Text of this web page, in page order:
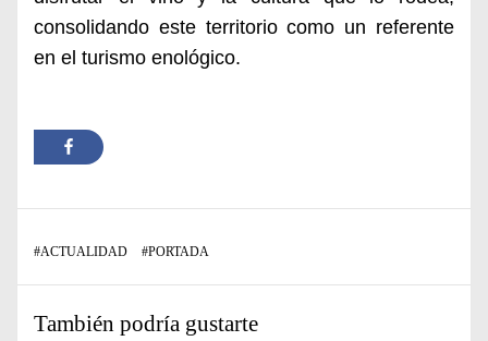
consolidando este territorio como un referente
en el turismo enológico.
#ACTUALIDAD #PORTADA
También podría gustarte